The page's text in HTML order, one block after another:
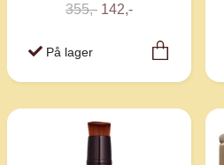
355,- 142,-
På lager